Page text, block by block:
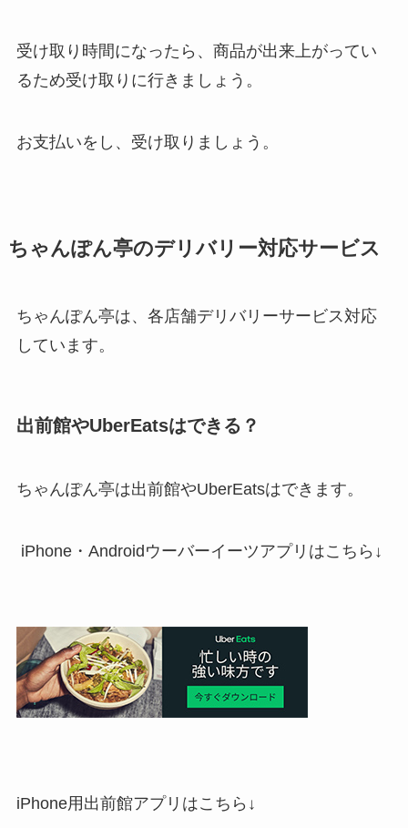
受け取り時間になったら、商品が出来上がってい
るため受け取りに行きましょう。
お支払いをし、受け取りましょう。
ちゃんぽん亭のデリバリー対応サービス
ちゃんぽん亭は、各店舗デリバリーサービス対応
しています。
出前館やUberEatsはできる？
ちゃんぽん亭は出前館やUberEatsはできます。
iPhone・Androidウーバーイーツアプリはこちら↓
iPhone用出前館アプリはこちら↓